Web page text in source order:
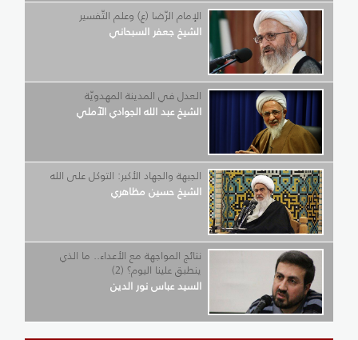
الإمام الرّضا (ع) وعلم التّفسير
الشيخ جعفر السبحاني
العدل في المدينة المهدويّة
الشيخ عبد الله الجوادي الآملي
الجبهة والجهاد الأكبر: التوكل على الله
الشيخ حسين مظاهري
نتائج المواجهة مع الأعداء.. ما الذي
ينطبق علينا اليوم؟ (2)
السيد عباس نور الدين